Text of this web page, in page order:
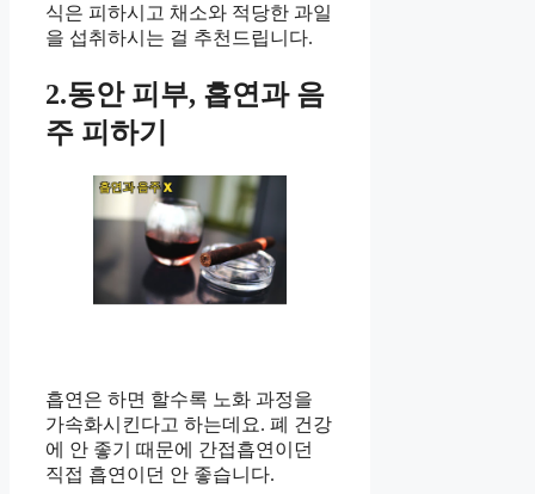
식은 피하시고 채소와 적당한 과일
을 섭취하시는 걸 추천드립니다.
2.동안 피부, 흡연과 음
주 피하기
흡연은 하면 할수록 노화 과정을
가속화시킨다고 하는데요. 폐 건강
에 안 좋기 때문에 간접흡연이던
직접 흡연이던 안 좋습니다.